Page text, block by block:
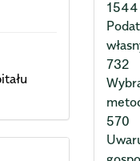
1544
732
570